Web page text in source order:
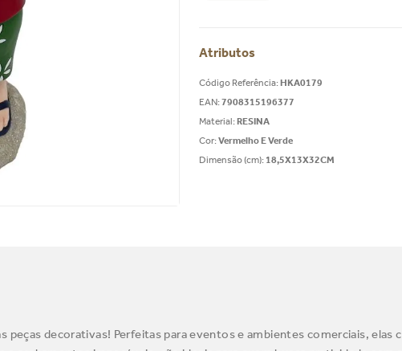
Atributos
Código Referência:HKA0179
EAN:7908315196377
Material:RESINA
Cor:Vermelho E Verde
Dimensão (cm): 18,5X13X32CM
peças decorativas! Perfeitas para eventos e ambientes comerciais,